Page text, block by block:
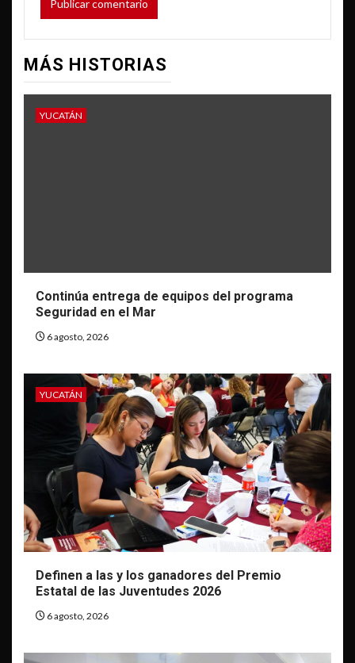
MÁS HISTORIAS
YUCATÁN
Continúa entrega de equipos del programa
Seguridad en el Mar
6 agosto, 2026
YUCATÁN
Definen a las y los ganadores del Premio
Estatal de las Juventudes 2026
6 agosto, 2026